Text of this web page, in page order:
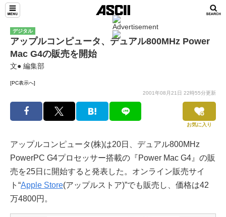
デジタル
アップルコンピュータ、デュアル800MHz Power
Mac G4の販売を開始
文● 編集部
[PC表示へ]
2001年08月21日 22時55分更新
お気に入り
アップルコンピュータ(株)は20日、デュアル800MHz
PowerPC G4プロセッサー搭載の『Power Mac G4』の販
売を25日に開始すると発表した。オンライン販売サイ
ト“Apple Store(アップルストア)”でも販売し、価格は42
万4800円。